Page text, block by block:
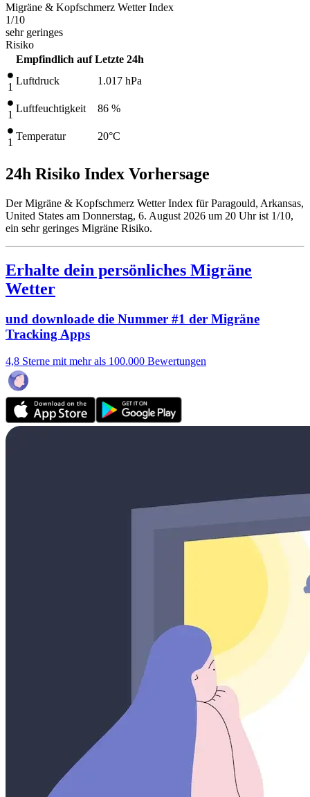
Migräne & Kopfschmerz Wetter Index
1/10
sehr geringes
Risiko
Empfindlich auf Letzte 24h
1
Luftdruck 1.017 hPa
1
Luftfeuchtigkeit 86 %
1
Temperatur 20°C
24h Risiko Index Vorhersage
Der Migräne & Kopfschmerz Wetter Index für Paragould, Arkansas,
United States am Donnerstag, 6. August 2026 um 20 Uhr ist 1/10,
ein sehr geringes Migräne Risiko.
Erhalte dein persönliches Migräne
Wetter
und downloade die Nummer #1 der Migräne
Tracking Apps
4,8 Sterne mit mehr als 100.000 Bewertungen